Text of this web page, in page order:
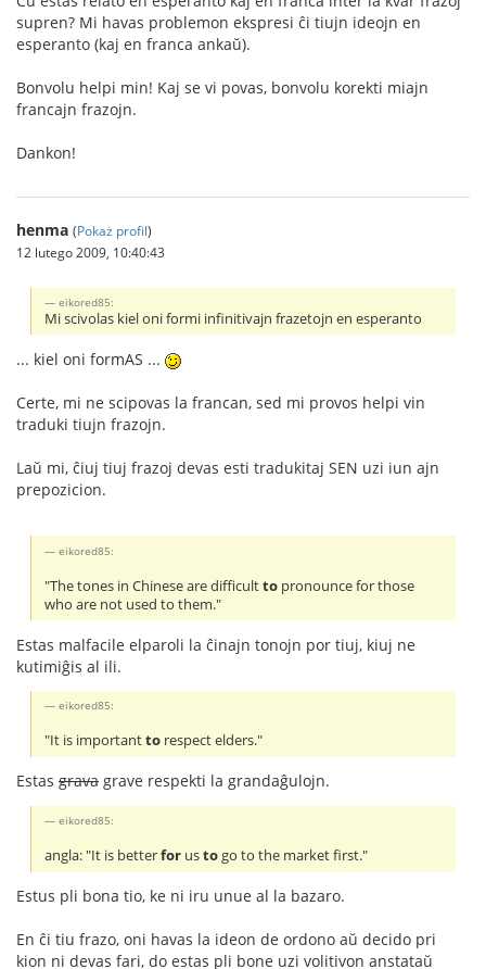
supren? Mi havas problemon ekspresi ĉi tiujn ideojn en
esperanto (kaj en franca ankaŭ).
Bonvolu helpi min! Kaj se vi povas, bonvolu korekti miajn
francajn frazojn.
Dankon!
henma (Pokaż profil)
12 lutego 2009, 10:40:43
eikored85:
Mi scivolas kiel oni formi infinitivajn frazetojn en esperanto
... kiel oni formAS ...
Certe, mi ne scipovas la francan, sed mi provos helpi vin
traduki tiujn frazojn.
Laŭ mi, ĉiuj tiuj frazoj devas esti tradukitaj SEN uzi iun ajn
prepozicion.
eikored85:
"The tones in Chinese are difficultto pronounce for those
who are not used to them."
Estas malfacile elparoli la ĉinajn tonojn por tiuj, kiuj ne
kutimiĝis al ili.
eikored85:
"It is importantto respect elders."
Estas grava grave respekti la grandaĝulojn.
eikored85:
angla: "It is betterfor ustogo to the market first."
Estus pli bona tio, ke ni iru unue al la bazaro.
En ĉi tiu frazo, oni havas la ideon de ordono aŭ decido pri
kion ni devas fari, do estas pli bone uzi volitivon anstataŭ